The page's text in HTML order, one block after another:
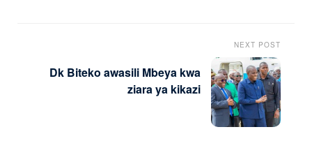
NEXT POST
Dk Biteko awasili Mbeya kwa
ziara ya kikazi